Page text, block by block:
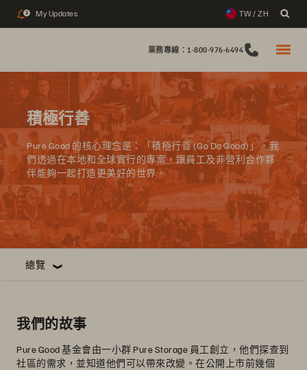
2 My Updates TW / ZH
業務專線：1-800-976-6494
積極行善
Pure Good 的核心理念是：「積極行善 (Go Do Good)」。我
們透過在本地和全球實行的專案，讓員工及非營利合作夥
伴能夠一起打造更美好的世界。
總覽
我們的故事
Pure Good 基金會由一小群 Pure Storage 員工創立，他們探查到
社區的需求，並知道他們可以帶來改變。在公開上市前幾個